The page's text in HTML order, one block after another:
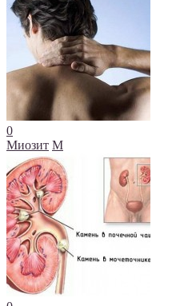
0
Миозит М